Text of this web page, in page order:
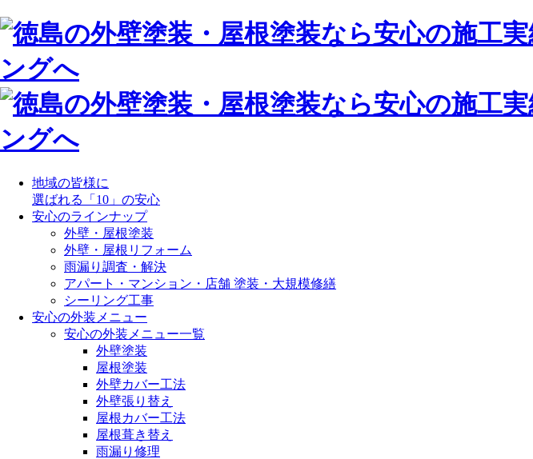
地域の皆様に
選ばれる「10」の安心
安心のラインナップ
外壁・屋根塗装
外壁・屋根リフォーム
雨漏り調査・解決
アパート・マンション・店舗 塗装・大規模修繕
シーリング工事
安心の外装メニュー
安心の外装メニュー一覧
外壁塗装
屋根塗装
外壁カバー工法
外壁張り替え
屋根カバー工法
屋根葺き替え
雨漏り修理